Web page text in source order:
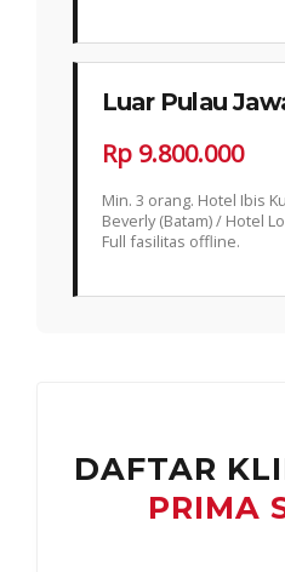
Luar Pulau
Rp 9.800.000
Min. 3 orang. Hotel Ibis
Beverly (Batam) / Hotel
Full fasilitas offline.
DAFTAR
PRIMA